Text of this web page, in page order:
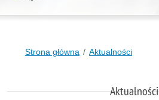
Strona główna Aktualności
Aktualności